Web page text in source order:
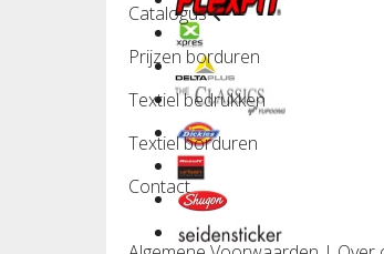
Catalogus
Prijzen borduren
Textiel bedrukken
Textiel borduren
Contact